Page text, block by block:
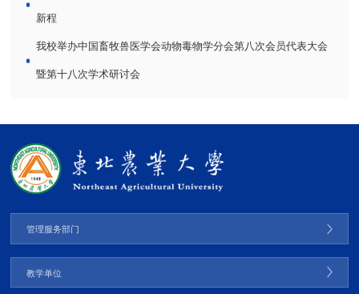
新程
我校举办中国畜牧兽医学会动物毒物学分会第八次会员代表大会
暨第十八次学术研讨会
管理服务部门
教学单位